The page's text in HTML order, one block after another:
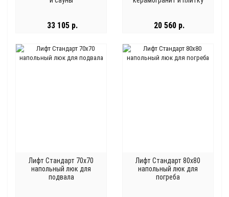
33 105 р. 20 560 р.
Лифт Стандарт 70x70
напольный люк для
подвала
Лифт Стандарт 80x80
напольный люк для
погреба